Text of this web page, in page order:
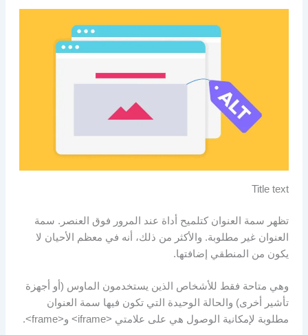
Title text
تظهر سمة العنوان كتلميح أداة عند المرور فوق العنصر. سمة
العنوان غير مطلوبة. والأكثر من ذلك، أنه في معظم الأحيان لا
يكون من المنطقي إضافتها.
وهي متاحة فقط للأشخاص الذين يستخدمون الماوس (أو أجهزة
تأشير أخرى) والحالة الوحيدة التي تكون فيها سمة العنوان
مطلوبة لإمكانية الوصول هي على علامتي <iframe> و<frame>.